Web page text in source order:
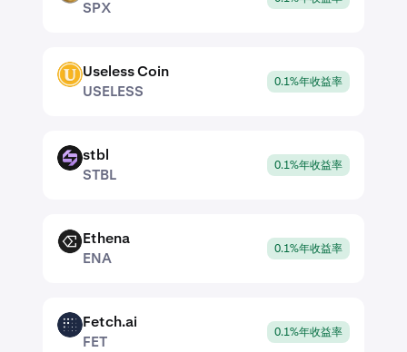
SPX
USELESSUseless Coin
USELESS
0.1%年收益率
STBL
stbl
STBL
0.1%年收益率
ENA
Ethena
ENA
0.1%年收益率
FET
Fetch.ai
FET
0.1%年收益率